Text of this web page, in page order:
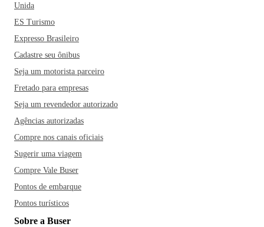
Unida
ES Turismo
Expresso Brasileiro
Cadastre seu ônibus
Seja um motorista parceiro
Fretado para empresas
Seja um revendedor autorizado
Agências autorizadas
Compre nos canais oficiais
Sugerir uma viagem
Compre Vale Buser
Pontos de embarque
Pontos turísticos
Sobre a Buser